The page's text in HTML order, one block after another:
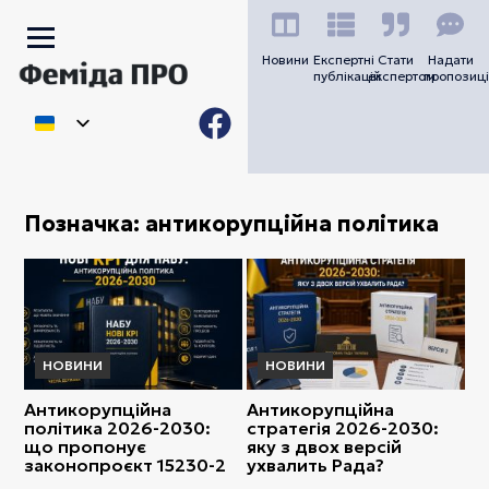
Новини Експертні
публікацій
Стати
експертом
Надати
Позначка: антикорупційна політика
НОВИНИ
Антикорупційна
політика 2026-2030:
що пропонує
законопроєкт 15230-2
НОВИНИ
Антикорупційна
стратегія 2026-2030:
яку з двох версій
ухвалить Рада?